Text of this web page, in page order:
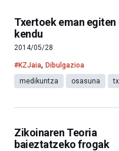
Txertoek eman egiten
kendu
2014/05/28
#KZJaia, Dibulgazioa
medikuntza
osasuna
Zikoinaren Teoria
baieztatzeko frogak